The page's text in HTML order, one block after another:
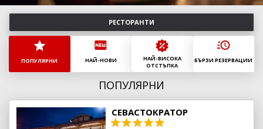
Пн Вт Ср Чт Пт Сб Нд
27 28 29 30 31 1
2
5 7
10
11 12 14 15
16
26 27 28
31
1 2 3 4 5
РЕСТОРАНТИ
ПОПУЛЯРНИ НАЙ-НОВИ
НАЙ-ВИСОКА
ОТСТЪПКА
БЪРЗИ РЕЗЕРВАЦИИ
ПОПУЛЯРНИ
СЕВАСТОКРАТОР